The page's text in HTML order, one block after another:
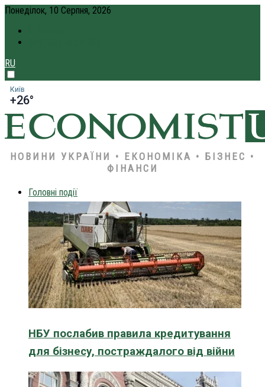
Понеділок, 10 Серпня, 2026
RU
Київ
+26°
НОВИНИ УКРАЇНИ • ЕКОНОМІКА • БІЗНЕС •
ФІНАНСИ
Головні події
НБУ послабив правила кредитування
для бізнесу, постраждалого від війни